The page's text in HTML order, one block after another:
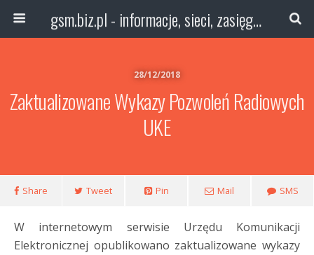
gsm.biz.pl - informacje, sieci, zasięg technologie
28/12/2018
Zaktualizowane Wykazy Pozwoleń Radiowych
UKE
Share Tweet Pin Mail SMS
W internetowym serwisie Urzędu Komunikacji
Elektronicznej opublikowano zaktualizowane wykazy